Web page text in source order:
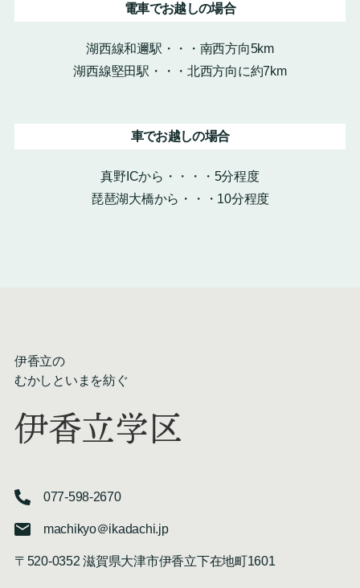
電車でお越しの場合
湖西線和邇駅・・・南西方向5km
湖西線堅田駅・・・北西方向に約7km
車でお越しの場合
真野ICから・・・・5分程度
琵琶湖大橋から・・・10分程度
伊香立の
むかしといまを紡ぐ
伊香立学区
077-598-2670
machikyo＠ikadachi.jp
〒520-0352 滋賀県大津市伊香立下在地町1601